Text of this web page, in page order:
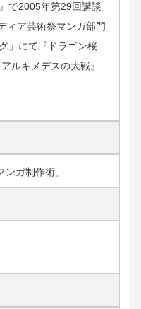
で2005年第29回講談
ィア芸術祭マンガ部門
」にて『ドラゴン桜
ルキメデスの大戦』
ガ制作術」